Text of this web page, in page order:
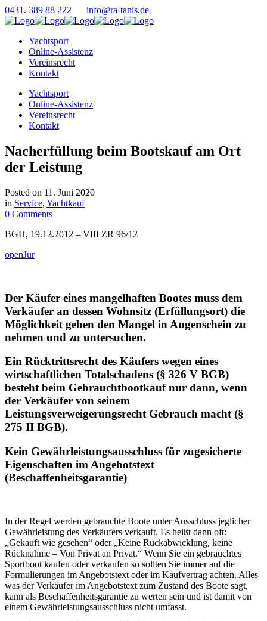
0431. 389 88 222 info@ra-tanis.de
Yachtsport
Online-Assistenz
Vereinsrecht
Kontakt
Yachtsport
Online-Assistenz
Vereinsrecht
Kontakt
Nacherfüllung beim Bootskauf am Ort
der Leistung
Posted on 11. Juni 2020
in Service, Yachtkauf
0 Comments
BGH, 19.12.2012 – VIII ZR 96/12
openJur
Der Käufer eines mangelhaften Bootes muss dem
Verkäufer an dessen Wohnsitz (Erfüllungsort) die
Möglichkeit geben den Mangel in Augenschein zu
nehmen und zu untersuchen.
Ein Rücktrittsrecht des Käufers wegen eines
wirtschaftlichen Totalschadens (§ 326 V BGB)
besteht beim Gebrauchtbootkauf nur dann, wenn
der Verkäufer von seinem
Leistungsverweigerungsrecht Gebrauch macht (§
275 II BGB).
Kein Gewährleistungsausschluss für zugesicherte
Eigenschaften im Angebotstext
(Beschaffenheitsgarantie)
In der Regel werden gebrauchte Boote unter Ausschluss jeglicher
Gewährleistung des Verkäufers verkauft. Es heißt dann oft:
„Gekauft wie gesehen“ oder „Keine Rückabwicklung, keine
Rücknahme – Von Privat an Privat.“ Wenn Sie ein gebrauchtes
Sportboot kaufen oder verkaufen so sollten Sie immer auf die
Formulierungen im Angebotstext oder im Kaufvertrag achten. Alles
was der Verkäufer im Angebotstext zum Zustand des Boote sagt,
kann als Beschaffenheitsgarantie zu werten sein und ist damit von
einem Gewährleistungsausschluss nicht umfasst.